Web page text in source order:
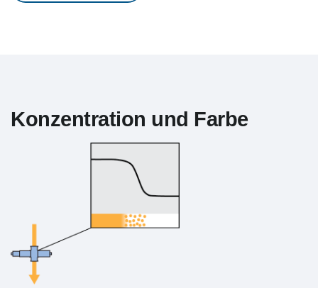
Konzentration und Farbe